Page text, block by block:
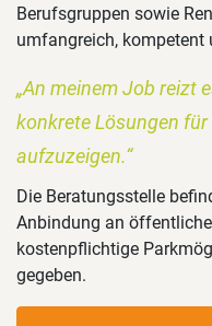
Berufsgruppen sowie
umfangreich, kompetent
„An meinem Job reizt
konkrete Lösungen
aufzuzeigen.“
Die Beratungsstelle
Anbindung an
kostenpflichtige
gegeben.